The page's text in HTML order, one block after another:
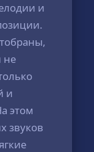
и
не
и
этом
звуков